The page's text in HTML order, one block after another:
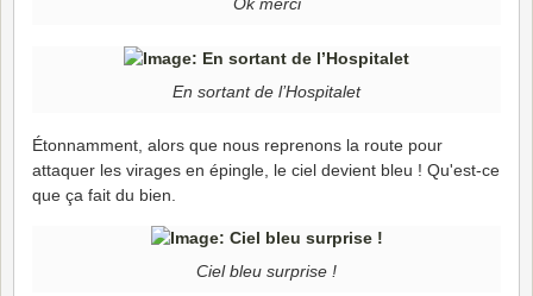
Ok merci
En sortant de l’Hospitalet
Étonnamment, alors que nous reprenons la route pour
attaquer les virages en épingle, le ciel devient bleu ! Qu'est-ce
que ça fait du bien.
Ciel bleu surprise !